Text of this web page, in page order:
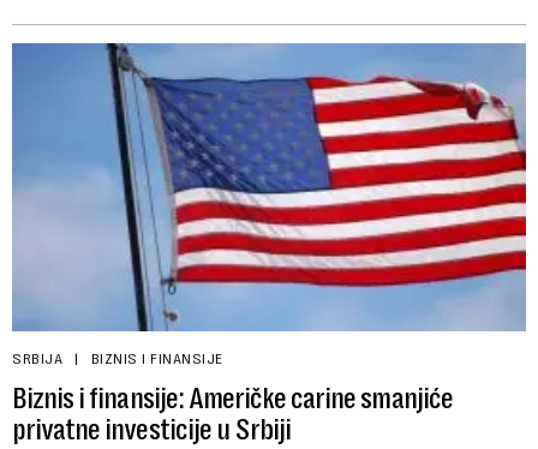
SRBIJA BIZNIS I FINANSIJE
Biznis i finansije: Američke carine smanjiće
privatne investicije u Srbiji